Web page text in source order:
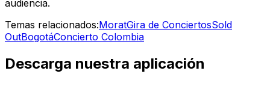
audiencia.
Temas relacionados:MoratGira de ConciertosSold
OutBogotáConcierto Colombia
Descarga nuestra aplicación